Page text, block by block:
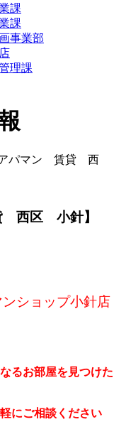
課
課
事業部
理課
パマン 賃貸 西
西区 小針】
ョップ小針店
るお部屋を見つけた
にご相談ください